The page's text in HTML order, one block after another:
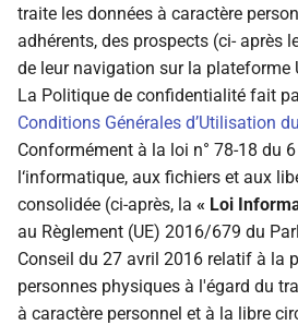
c
h
e
12. Contact
traite les données à caractère
adhérents, des prospects (ci- après
de leur navigation sur la plateforme
La Politique de confidentialité fait
Conditions Générales d’Utilisation
Conformément à la loi n° 78-18 du
l‘informatique, aux fichiers et aux
consolidée (ci-après, la « Loi
au Règlement (UE) 2016/679 du
Conseil du 27 avril 2016 relatif à la
personnes physiques à l'égard du
à caractère personnel et à la libre